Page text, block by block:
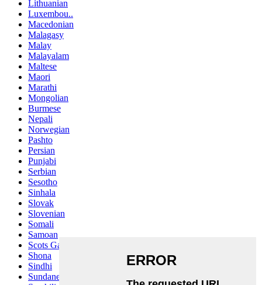
Lithuanian
Luxembou..
Macedonian
Malagasy
Malay
Malayalam
Maltese
Maori
Marathi
Mongolian
Burmese
Nepali
Norwegian
Pashto
Persian
Punjabi
Serbian
Sesotho
Sinhala
Slovak
Slovenian
Somali
Samoan
Scots Gaelic
Shona
Sindhi
Sundanese